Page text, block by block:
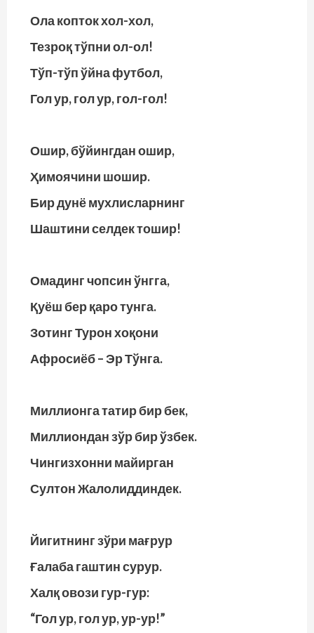
Ола копток хол-хол,
Тезроқ тўпни ол-ол!
Тўп-тўп ўйна футбол,
Гол ур, гол ур, гол-гол!
Ошир, бўйингдан ошир,
Ҳимоячини шошир.
Бир дунё мухлисларнинг
Шаштини селдек тошир!
Омадинг чопсин ўнгга,
Қуёш бер қаро тунга.
Зотинг Турон хоқони
Афросиёб – Эр Тўнга.
Миллионга татир бир бек,
Миллиондан зўр бир ўзбек.
Чингизхонни майирган
Султон Жалолиддиндек.
Йигитнинг зўри мағрур
Ғалаба гаштин сурур.
Халқ овози гур-гур:
“Гол ур, гол ур, ур-ур!”